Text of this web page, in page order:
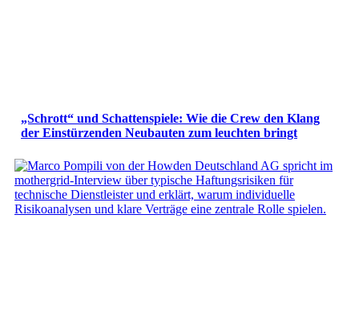
„Schrott“ und Schattenspiele: Wie die Crew den Klang
der Einstürzenden Neubauten zum leuchten bringt